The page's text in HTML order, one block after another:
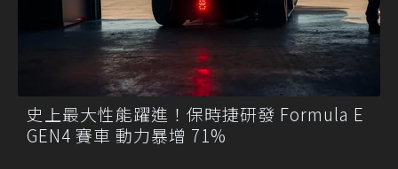
史上最大性能躍進！保時捷研發 Formula E
GEN4 賽車 動力暴增 71%